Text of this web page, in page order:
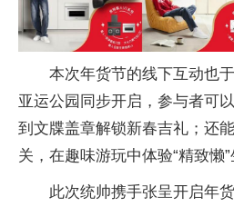
本次年货节的线下互动也
亚运公园同步开启，参与者可
到文牒盖章解锁新春吉礼；还
关，在趣味游玩中体验“精致懒”
此次统帅携手张呈开启年